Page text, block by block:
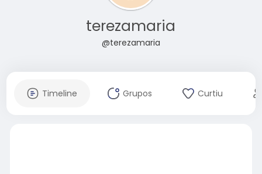
terezamaria
@terezamaria
Timeline Grupos Curtiu